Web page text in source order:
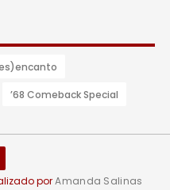
’68 Comeback Special
porAmanda Salinas